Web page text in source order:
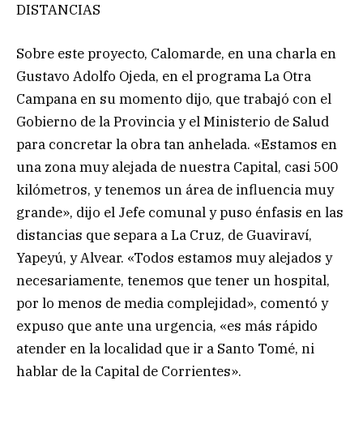
DISTANCIAS
Sobre este proyecto, Calomarde, en una charla en
Gustavo Adolfo Ojeda, en el programa La Otra
Campana en su momento dijo, que trabajó con el
Gobierno de la Provincia y el Ministerio de Salud
para concretar la obra tan anhelada. «Estamos en
una zona muy alejada de nuestra Capital, casi 500
kilómetros, y tenemos un área de influencia muy
grande», dijo el Jefe comunal y puso énfasis en las
distancias que separa a La Cruz, de Guaviraví,
Yapeyú, y Alvear. «Todos estamos muy alejados y
necesariamente, tenemos que tener un hospital,
por lo menos de media complejidad», comentó y
expuso que ante una urgencia, «es más rápido
atender en la localidad que ir a Santo Tomé, ni
hablar de la Capital de Corrientes».